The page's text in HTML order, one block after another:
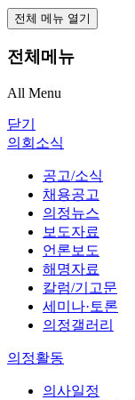
전체 메뉴 열기
전체메뉴
All Menu
닫기
의회소식
공고/소식
채용공고
의정뉴스
보도자료
언론보도
해명자료
칼럼/기고문
세미나·토론
의정갤러리
의정활동
의사일정